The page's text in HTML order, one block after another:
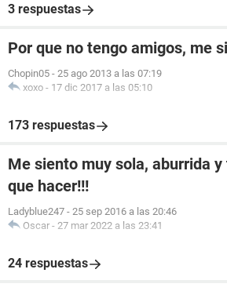
3 respuestas
Por que no tengo amigos, me
Chopin05 - 25 ago 2013 a las 07:19
xoxo - 17 dic 2017 a las 05:10
173 respuestas
Me siento muy sola, aburrida
que hacer!!!
Ladyblue247 - 25 sep 2016 a las 20:46
Oscar - 27 mar 2022 a las 23:41
24 respuestas